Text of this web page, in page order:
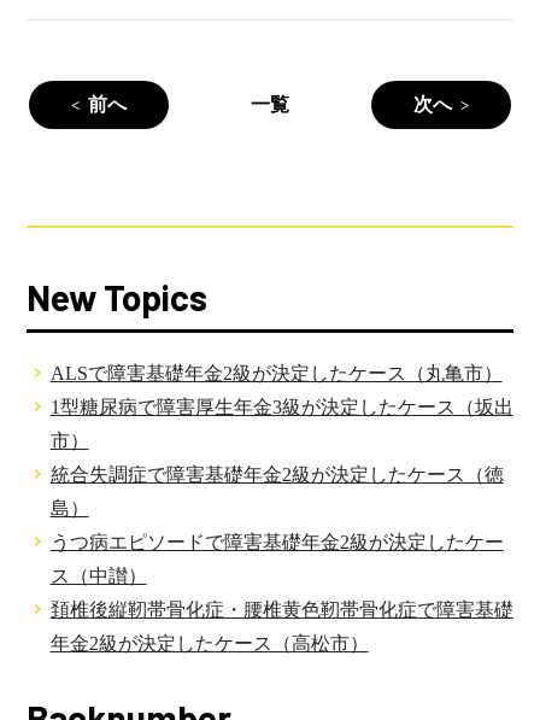
前へ 一覧 次へ
New Topics
ALSで障害基礎年金2級が決定したケース（丸亀市）
1型糖尿病で障害厚生年金3級が決定したケース（坂出
市）
統合失調症で障害基礎年金2級が決定したケース（徳
島）
うつ病エピソードで障害基礎年金2級が決定したケー
ス（中讃）
頚椎後縦靭帯骨化症・腰椎黄色靭帯骨化症で障害基礎
年金2級が決定したケース（高松市）